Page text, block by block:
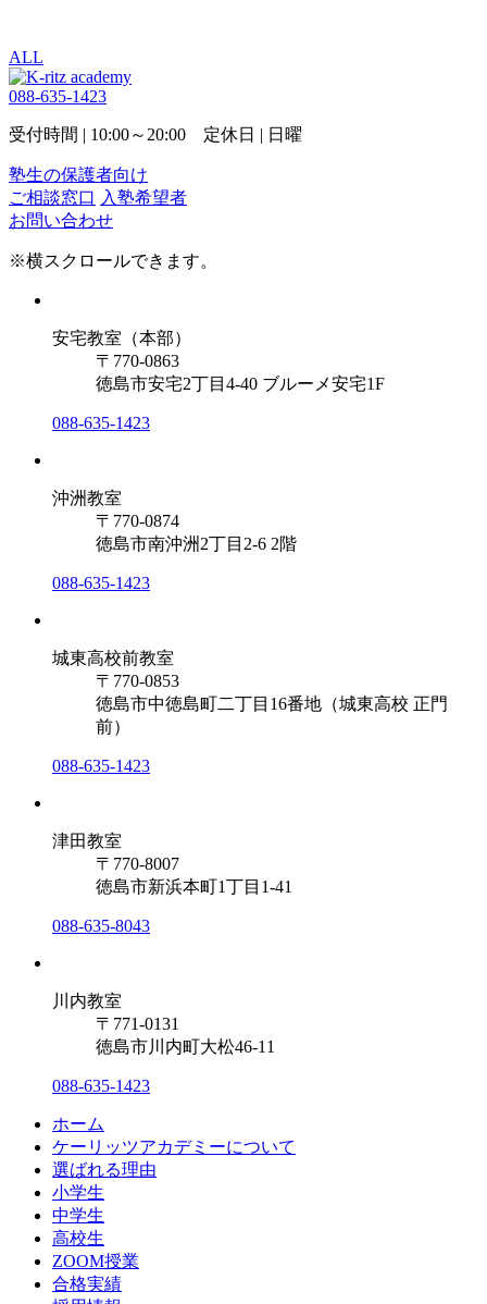
ALL
088-635-1423
受付時間 | 10:00～20:00 定休日 | 日曜
塾生の保護者向け
ご相談窓口 入塾希望者
お問い合わせ
※横スクロールできます。
安宅教室（本部）
〒770-0863
徳島市安宅2丁目4-40 ブルーメ安宅1F
088-635-1423
沖洲教室
〒770-0874
徳島市南沖洲2丁目2-6 2階
088-635-1423
城東高校前教室
〒770-0853
徳島市中徳島町二丁目16番地（城東高校 正門
前）
088-635-1423
津田教室
〒770-8007
徳島市新浜本町1丁目1-41
088-635-8043
川内教室
〒771-0131
徳島市川内町大松46-11
088-635-1423
ホーム
ケーリッツアカデミーについて
選ばれる理由
小学生
中学生
高校生
ZOOM授業
合格実績